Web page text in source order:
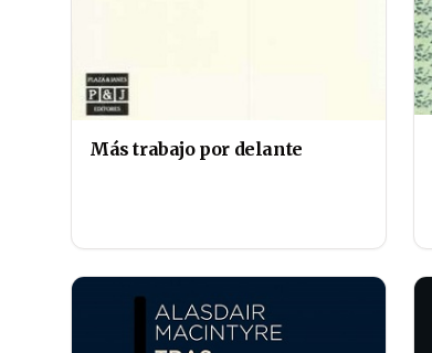
Más trabajo por delante